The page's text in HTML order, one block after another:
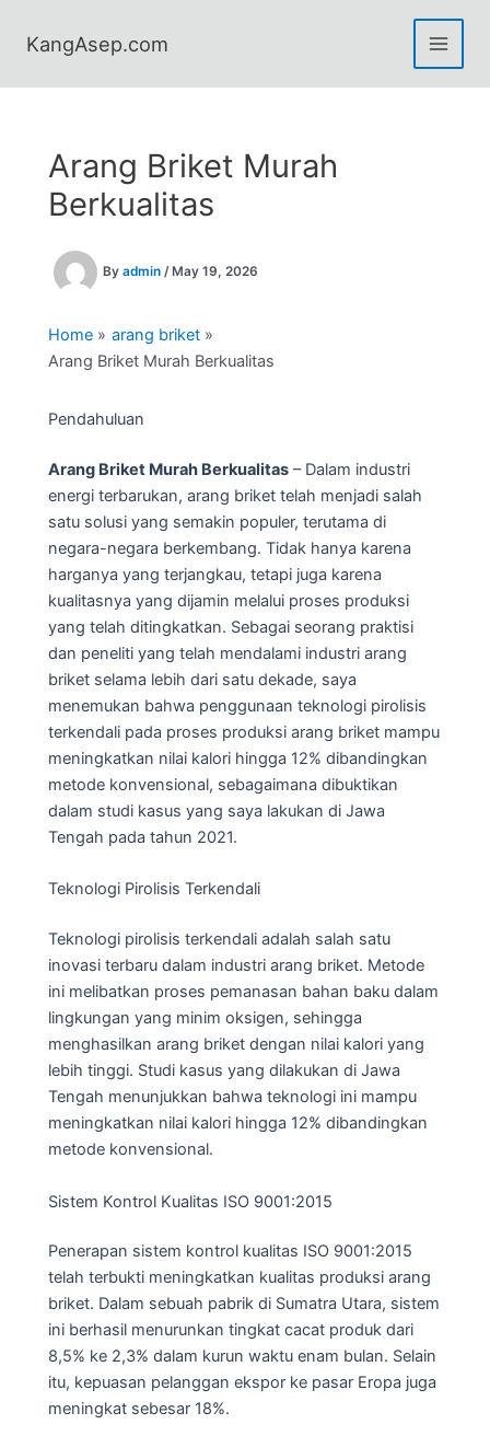
KangAsep.com
Arang Briket Murah
Berkualitas
By admin / May 19, 2026
Home
arang briket
Arang Briket Murah Berkualitas
Pendahuluan
Arang Briket Murah Berkualitas – Dalam industri
energi terbarukan, arang briket telah menjadi salah
satu solusi yang semakin populer, terutama di
negara-negara berkembang. Tidak hanya karena
harganya yang terjangkau, tetapi juga karena
kualitasnya yang dijamin melalui proses produksi
yang telah ditingkatkan. Sebagai seorang praktisi
dan peneliti yang telah mendalami industri arang
briket selama lebih dari satu dekade, saya
menemukan bahwa penggunaan teknologi pirolisis
terkendali pada proses produksi arang briket mampu
meningkatkan nilai kalori hingga 12% dibandingkan
metode konvensional, sebagaimana dibuktikan
dalam studi kasus yang saya lakukan di Jawa
Tengah pada tahun 2021.
Teknologi Pirolisis Terkendali
Teknologi pirolisis terkendali adalah salah satu
inovasi terbaru dalam industri arang briket. Metode
ini melibatkan proses pemanasan bahan baku dalam
lingkungan yang minim oksigen, sehingga
menghasilkan arang briket dengan nilai kalori yang
lebih tinggi. Studi kasus yang dilakukan di Jawa
Tengah menunjukkan bahwa teknologi ini mampu
meningkatkan nilai kalori hingga 12% dibandingkan
metode konvensional.
Sistem Kontrol Kualitas ISO 9001:2015
Penerapan sistem kontrol kualitas ISO 9001:2015
telah terbukti meningkatkan kualitas produksi arang
briket. Dalam sebuah pabrik di Sumatra Utara, sistem
ini berhasil menurunkan tingkat cacat produk dari
8,5% ke 2,3% dalam kurun waktu enam bulan. Selain
itu, kepuasan pelanggan ekspor ke pasar Eropa juga
meningkat sebesar 18%.